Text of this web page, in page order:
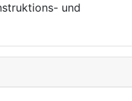
und